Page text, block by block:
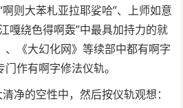
则大苯札亚拉耶娑哈”、上师如意
嘎绕色得啊轰”中最具加持力的就
、《大幻化网》等续部中都有啊字
作有啊字修法仪轨。
净的空性中，然后按仪轨观想：